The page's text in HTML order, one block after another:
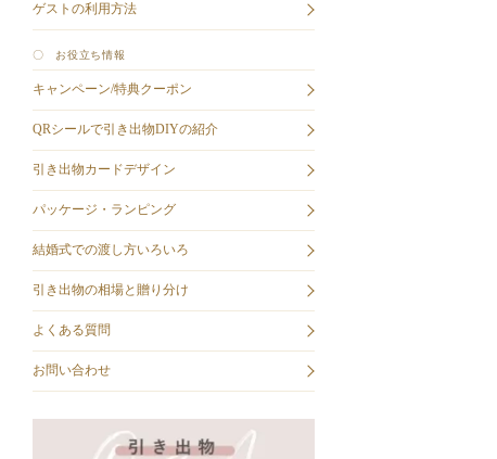
ゲストの利用方法
〇 お役立ち情報
キャンペーン/特典クーポン
QRシールで引き出物DIYの紹介
引き出物カードデザイン
パッケージ・ランピング
結婚式での渡し方いろいろ
引き出物の相場と贈り分け
よくある質問
お問い合わせ